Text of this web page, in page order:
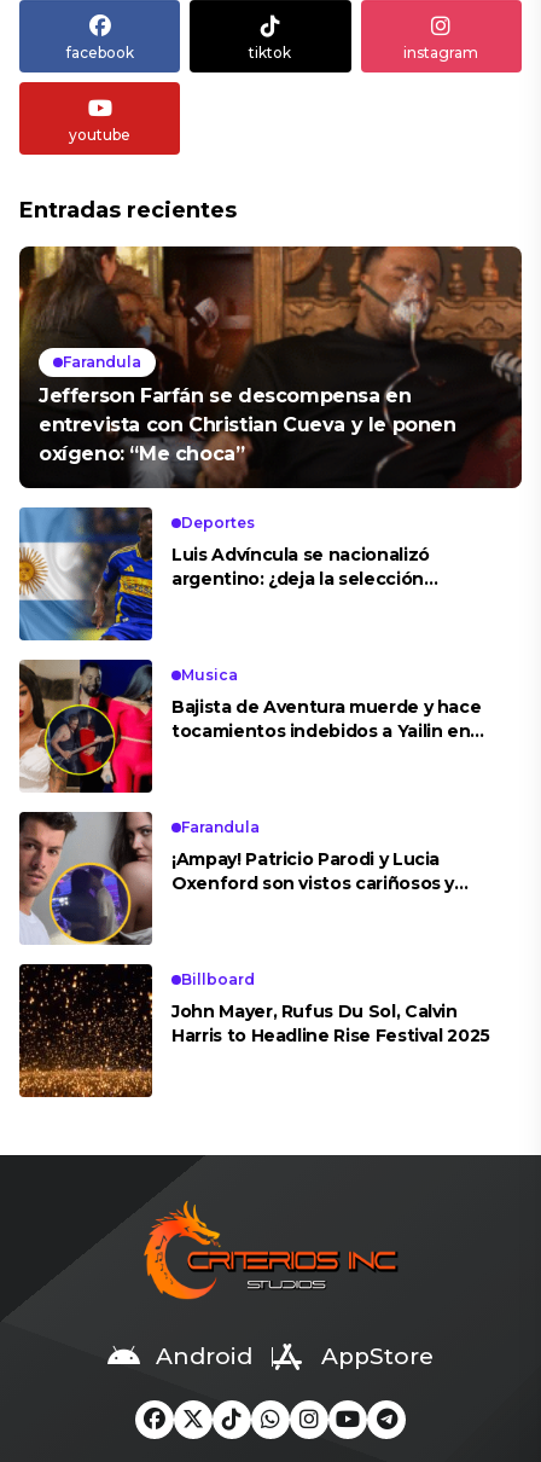
facebook tiktok instagram
youtube
Entradas recientes
Farandula
Jefferson Farfán se descompensa en
entrevista con Christian Cueva y le ponen
oxígeno: “Me choca”
Deportes
Luis Advíncula se nacionalizó
argentino: ¿deja la selección
Musica
Bajista de Aventura muerde y hace
tocamientos indebidos a Yailin en
Farandula
¡Ampay! Patricio Parodi y Lucia
Oxenford son vistos cariñosos y
Billboard
John Mayer, Rufus Du Sol, Calvin
Harris to Headline Rise Festival 2025
Android AppStore